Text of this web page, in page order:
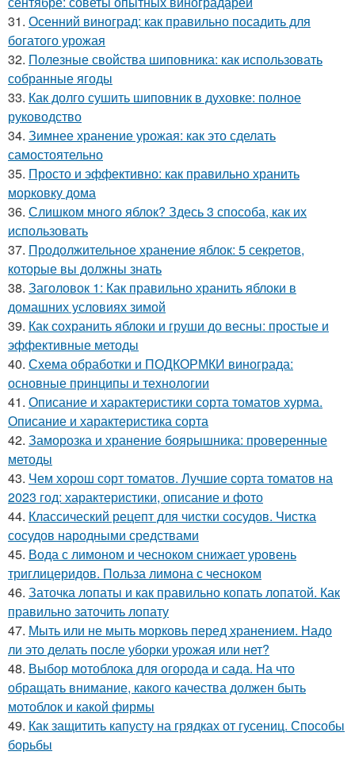
31. Осенний виноград: как правильно посадить для
богатого урожая
32. Полезные свойства шиповника: как использовать
собранные ягоды
33. Как долго сушить шиповник в духовке: полное
руководство
34. Зимнее хранение урожая: как это сделать
самостоятельно
35. Просто и эффективно: как правильно хранить
морковку дома
36. Слишком много яблок? Здесь 3 способа, как их
использовать
37. Продолжительное хранение яблок: 5 секретов,
которые вы должны знать
38. Заголовок 1: Как правильно хранить яблоки в
домашних условиях зимой
39. Как сохранить яблоки и груши до весны: простые и
эффективные методы
40. Схема обработки и ПОДКОРМКИ винограда:
основные принципы и технологии
41. Описание и характеристики сорта томатов хурма.
Описание и характеристика сорта
42. Заморозка и хранение боярышника: проверенные
методы
43. Чем хорош сорт томатов. Лучшие сорта томатов на
2023 год: характеристики, описание и фото
44. Классический рецепт для чистки сосудов. Чистка
сосудов народными средствами
45. Вода с лимоном и чесноком снижает уровень
триглицеридов. Польза лимона с чесноком
46. Заточка лопаты и как правильно копать лопатой. Как
правильно заточить лопату
47. Мыть или не мыть морковь перед хранением. Надо
ли это делать после уборки урожая или нет?
48. Выбор мотоблока для огорода и сада. На что
обращать внимание, какого качества должен быть
мотоблок и какой фирмы
49. Как защитить капусту на грядках от гусениц. Способы
борьбы